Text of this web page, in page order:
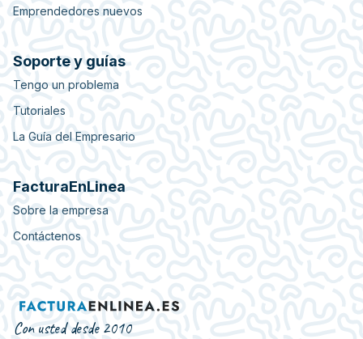
Emprendedores nuevos
Soporte y guías
Tengo un problema
Tutoriales
La Guía del Empresario
FacturaEnLinea
Sobre la empresa
Contáctenos
Con usted desde 2010